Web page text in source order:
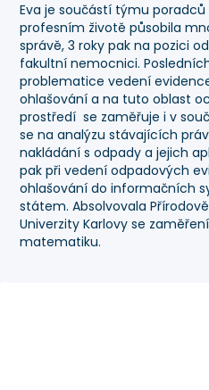
Eva je součástí týmu poradců
profesním životě působila
správě, 3 roky pak na pozici
fakultní nemocnici.
problematice vedení
ohlašování a na tuto oblast
prostředí se zaměřuje i v
se na analýzu stávajících
nakládání s odpady a jejich
pak při vedení odpadových
ohlašování do informačních
státem. Absolvovala
Univerzity Karlovy se
matematiku.